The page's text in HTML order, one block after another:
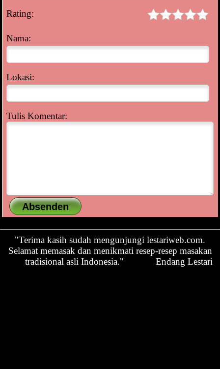
Rating:
Nama:
Lokasi:
Tulis Komentar:
"Terima kasih sudah mengunjungi lestariweb.com.
Selamat memasak dan menikmati resep-resep masakan
tradisional asli Indonesia."
Endang Lestari